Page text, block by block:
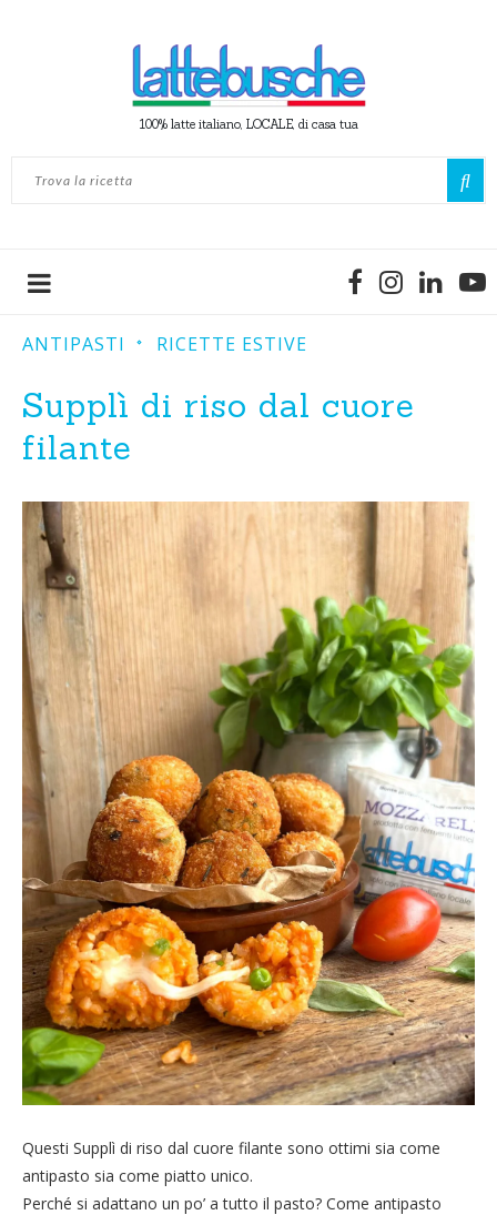
100% latte italiano, LOCALE, di casa tua
ANTIPASTI RICETTE ESTIVE
Supplì di riso dal cuore
filante
Questi Supplì di riso dal cuore filante sono ottimi sia come
antipasto sia come piatto unico.
Perché si adattano un po’ a tutto il pasto? Come antipasto